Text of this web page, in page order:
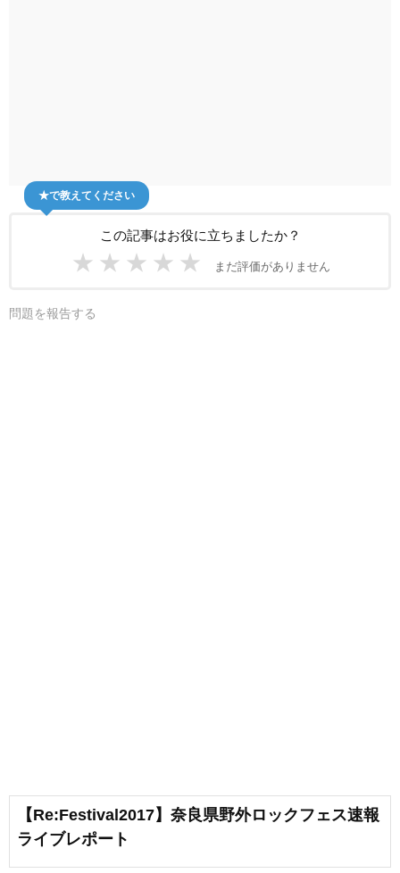
この記事はお役に立ちましたか？
★ ★ ★ ★ ★ まだ評価がありません
★で教えてください
問題を報告する
【Re:Festival2017】奈良県野外ロックフェス速報
ライブレポート